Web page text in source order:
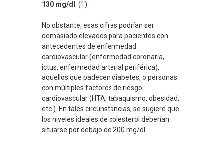
130 mg/dl . (1)
No obstante, esas cifras podrían ser
demasiado elevados para pacientes con
antecedentes de enfermedad
cardiovascular (enfermedad coronaria,
ictus, enfermedad arterial periférica),
aquellos que padecen diabetes, o personas
con múltiples factores de riesgo
cardiovascular (HTA, tabaquismo, obesidad,
etc.). En tales circunstancias, se sugiere que
los niveles ideales de colesterol deberían
situarse por debajo de 200 mg/dl.